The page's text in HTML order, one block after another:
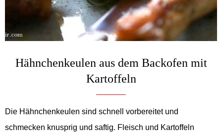
Hähnchenkeulen aus dem Backofen mit
Kartoffeln
Die Hähnchenkeulen sind schnell vorbereitet und
schmecken knusprig und saftig. Fleisch und Kartoffeln